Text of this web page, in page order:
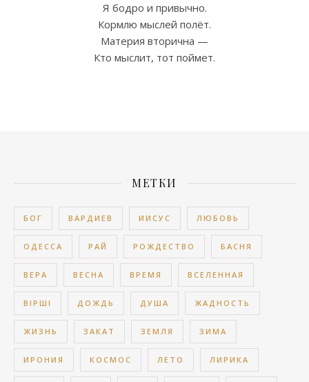
Я бодро и привычно.
Кормлю мыслей полёт.
Материя вторична —
Кто мыслит, тот поймет.
МЕТКИ
БОГ ВАРДИЕВ ИИСУС ЛЮБОВЬ
ОДЕССА РАЙ РОЖДЕСТВО БАСНЯ
ВЕРА ВЕСНА ВРЕМЯ ВСЕЛЕННАЯ
ВІРШІ ДОЖДЬ ДУША ЖАДНОСТЬ
ЖИЗНЬ ЗАКАТ ЗЕМЛЯ ЗИМА
ИРОНИЯ КОСМОС ЛЕТО ЛИРИКА